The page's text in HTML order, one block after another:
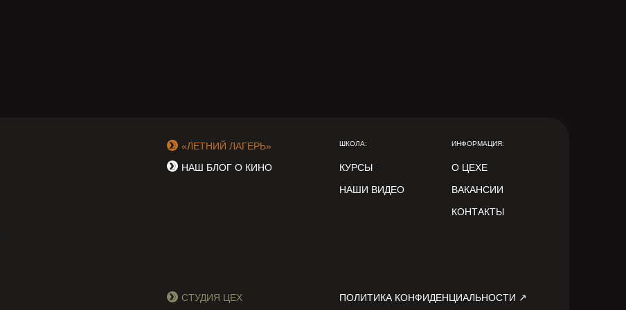
ШКОЛА: ИНФОРМАЦИЯ:
«ЛЕТНИЙ ЛАГЕРЬ»
КУРСЫ
НАШ БЛОГ О КИНО
О ЦЕХЕ
ВАКАНСИИ
КОНТАКТЫ
НАШИ ВИДЕО
ПОЛИТИКА КОНФИДЕНЦИАЛЬНОСТИ ↗
СТУДИЯ ЦЕХ